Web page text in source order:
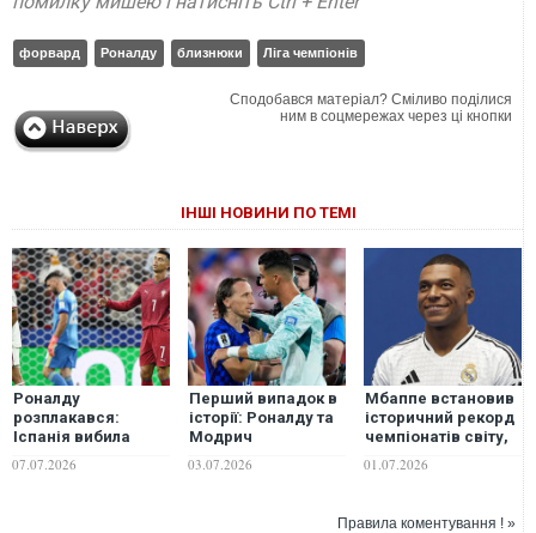
форвард Роналду близнюки Ліга чемпіонів
Сподобався матеріал? Сміливо поділися
ним в соцмережах через ці кнопки
ІНШІ НОВИНИ ПО ТЕМІ
Роналду
розплакався:
Іспанія вибила
вийшла до
07.07.2026
Перший випадок в
історії: Роналду та
Модрич
усіх часів на
03.07.2026
Мбаппе встановив
історичний рекорд
чемпіонатів світу,
результат Роналдо
01.07.2026
Правила коментування ! »